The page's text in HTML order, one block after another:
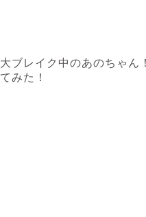
大ブレイク中のあのちゃん
てみた！